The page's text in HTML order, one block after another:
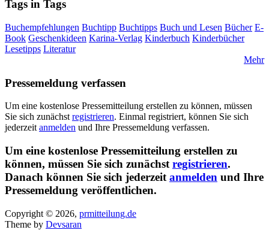
Tags in Tags
Buchempfehlungen Buchtipp Buchtipps Buch und Lesen Bücher E-
Book Geschenkideen Karina-Verlag Kinderbuch Kinderbücher
Lesetipps Literatur
Mehr
Pressemeldung verfassen
Um eine kostenlose Pressemitteilung erstellen zu können, müssen
Sie sich zunächst registrieren. Einmal registriert, können Sie sich
jederzeit anmelden und Ihre Pressemeldung verfassen.
Um eine kostenlose Pressemitteilung erstellen zu
können, müssen Sie sich zunächst registrieren.
Danach können Sie sich jederzeit anmelden und Ihre
Pressemeldung veröffentlichen.
Copyright © 2026, prmitteilung.de
Theme by Devsaran